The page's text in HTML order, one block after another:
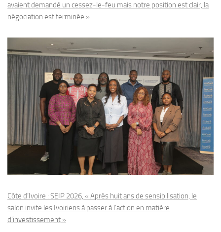
avaient demandé un cessez-le-feu mais notre position est clair, la
négociation est terminée »
Côte d’Ivoire : SEIP 2026, « Après huit ans de sensibilisation, le
salon invite les Ivoiriens à passer à l’action en matière
d’investissement »